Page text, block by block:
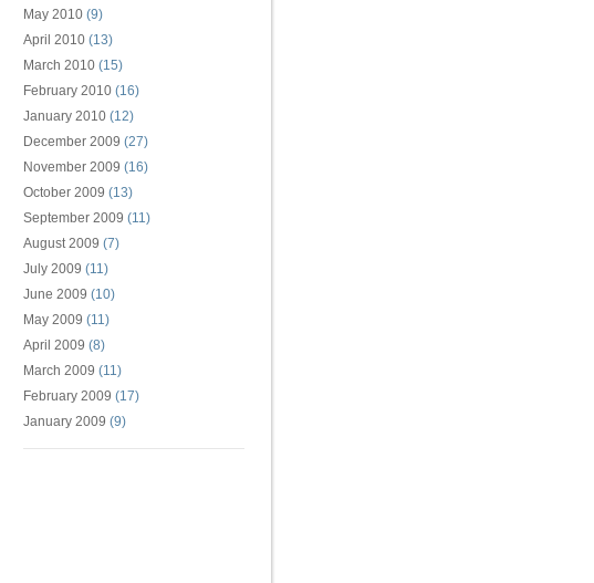
May 2010 (9)
April 2010 (13)
March 2010 (15)
February 2010 (16)
January 2010 (12)
December 2009 (27)
November 2009 (16)
October 2009 (13)
September 2009 (11)
August 2009 (7)
July 2009 (11)
June 2009 (10)
May 2009 (11)
April 2009 (8)
March 2009 (11)
February 2009 (17)
January 2009 (9)